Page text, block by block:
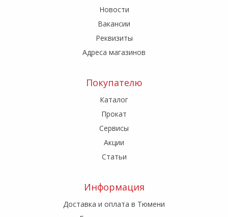
Новости
Вакансии
Реквизиты
Адреса магазинов
Покупателю
Каталог
Прокат
Сервисы
Акции
Статьи
Информация
Доставка и оплата в Тюмени